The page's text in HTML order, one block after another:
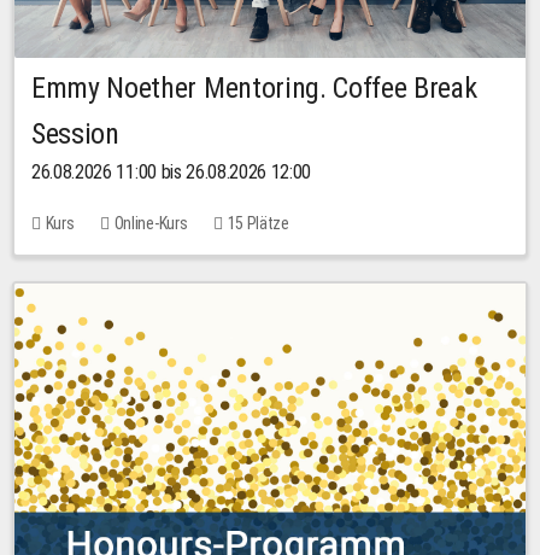
Emmy Noether Mentoring. Coffee Break
Session
26.08.2026 11:00 bis 26.08.2026 12:00
Kurs Online-Kurs 15 Plätze